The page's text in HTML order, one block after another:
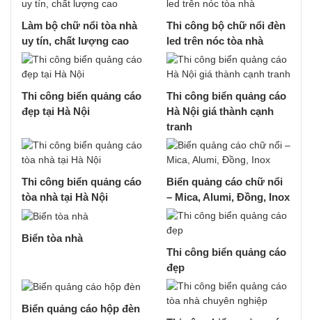
Làm bộ chữ nổi tòa nhà
uy tín, chất lượng cao
Thi công bộ chữ nổi đèn
led trên nóc tòa nhà
Thi công biển quảng cáo
đẹp tại Hà Nội
Thi công biển quảng cáo
Hà Nội giá thành cạnh
tranh
Thi công biển quảng cáo
tòa nhà tại Hà Nội
Biển quảng cáo chữ nổi
– Mica, Alumi, Đồng, Inox
Biển tòa nhà
Thi công biển quảng cáo
đẹp
Biển quảng cáo hộp đèn